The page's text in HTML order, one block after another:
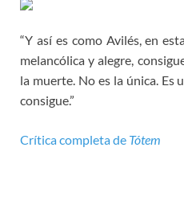
“Y así es como Avilés, en
melancólica y alegre,
la muerte. No es la única. Es
consigue.”
Crítica completa de Tótem